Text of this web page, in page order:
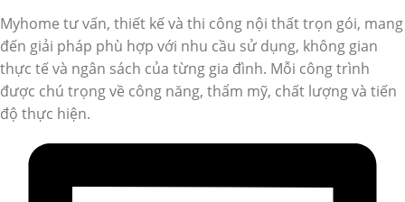
Myhome tư vấn, thiết kế và thi công nội thất trọn gói, mang
đến giải pháp phù hợp với nhu cầu sử dụng, không gian
thực tế và ngân sách của từng gia đình. Mỗi công trình
được chú trọng về công năng, thẩm mỹ, chất lượng và tiến
độ thực hiện.